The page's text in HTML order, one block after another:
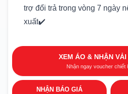
trợ đổi trả trong vòng 7 ngày
xuất✔️
XEM ÁO & NHẬN VẢI
Nhận ngay voucher chiết
NHẬN BÁO GIÁ